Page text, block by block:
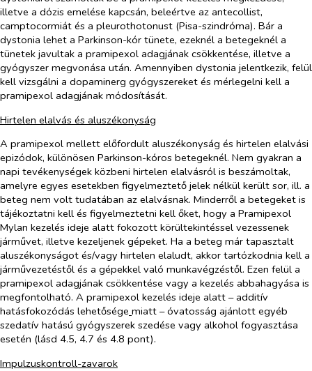
illetve a dózis emelése kapcsán, beleértve az antecollist,
camptocormiát és a pleurothotonust (Pisa-szindróma). Bár a
dystonia lehet a Parkinson-kór tünete, ezeknél a betegeknél a
tünetek javultak a pramipexol adagjának csökkentése, illetve a
gyógyszer megvonása után. Amennyiben dystonia jelentkezik, felül
kell vizsgálni a dopaminerg gyógyszereket és mérlegelni kell a
pramipexol adagjának módosítását.
Hirtelen elalvás és aluszékonyság
A pramipexol mellett előfordult aluszékonyság és hirtelen elalvási
epizódok, különösen Parkinson-kóros betegeknél. Nem gyakran a
napi tevékenységek közbeni hirtelen elalvásról is beszámoltak,
amelyre egyes esetekben figyelmeztető jelek nélkül került sor, ill. a
beteg nem volt tudatában az elalvásnak. Minderről a betegeket is
tájékoztatni kell és figyelmeztetni kell őket, hogy a Pramipexol
Mylan kezelés ideje alatt fokozott körültekintéssel vezessenek
járművet, illetve kezeljenek gépeket. Ha a beteg már tapasztalt
aluszékonyságot és/vagy hirtelen elaludt, akkor tartózkodnia kell a
járművezetéstől és a gépekkel való munkavégzéstől. Ezen felül a
pramipexol adagjának csökkentése vagy a kezelés abbahagyása is
megfontolható. A pramipexol kezelés ideje alatt – additív
hatásfokozódás lehetősége miatt – óvatosság ajánlott egyéb
szedatív hatású gyógyszerek szedése vagy alkohol fogyasztása
esetén (lásd 4.5, 4.7 és 4.8 pont).
Impulzuskontroll-zavarok